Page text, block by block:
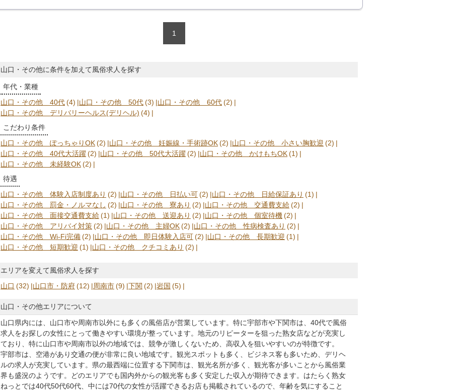
け取れます お客様は独自の顧客管理で紳士的なお
★ 快適に働いて頂ける環境をご用意致します！ ご
要望があれば遠慮なく仰ってくださいね♪ まずは面
接でどれくらい稼ぎたいか 具体的な目標をお聞か
1
山口・その他に条件を加えて風俗求人を探す
年代・業種
山口・その他 40代(4) 山口・その他 50代(3) 山口・その他 60代(2)
山口・その他 デリバリーヘルス(デリヘル) (4)
こだわり条件
山口・その他 ぽっちゃりOK(2) 山口・その他 妊娠線・手術跡OK(2) 山口・その他 小さい胸歓迎 (2)
山口・その他 40代大活躍(2) 山口・その他 50代大活躍(2) 山口・その他 かけもちOK(1)
山口・その他 未経験OK(2)
待遇
山口・その他 体験入店制度あり (2) 山口・その他 日払い可(2) 山口・その他 日給保証あり (1)
山口・その他 罰金・ノルマなし (2) 山口・その他 寮あり (2) 山口・その他 交通費支給(2)
山口・その他 面接交通費支給(1) 山口・その他 送迎あり (2) 山口・その他 個室待機(2)
山口・その他 アリバイ対策(2) 山口・その他 主婦OK(2) 山口・その他 性病検査あり (2)
山口・その他 Wi-Fi完備(2) 山口・その他 即日体験入店可(2) 山口・その他 長期歓迎 (1)
山口・その他 短期歓迎 (1) 山口・その他 クチコミあり (2)
エリアを変えて風俗求人を探す
山口 (32) 山口市・防府(12) 周南市(9) 下関 (2) 岩国 (5)
山口・その他エリアについて
山口県内には、山口市や周南市以外にも多くの風俗店が営業しています。特に宇部市や下関市は、 40代で風俗
求人 をお探しの女性にとって働きやすい環境が整っています。地元のリピーターを狙った熟女店などが充実し
ており、特に山口市や周南市以外の地域では、競争が激しくないため、高収入を狙いやすいのが特徴です。
宇部市は、空港があり交通の便が非常に良い地域です。観光スポットも多く、ビジネス客も多いため、デリヘ
ルの求人が充実しています。県の最西端に位置する下関市は、観光名所が多く、観光客が多いことから風俗業
界も盛況のようです。どのエリアでも国内外からの観光客も多く安定した収入が期待できます。はたらく熟女
ねっとでは40代50代60代、中には70代の女性が活躍できるお店も掲載されているので、年齢を気にすること